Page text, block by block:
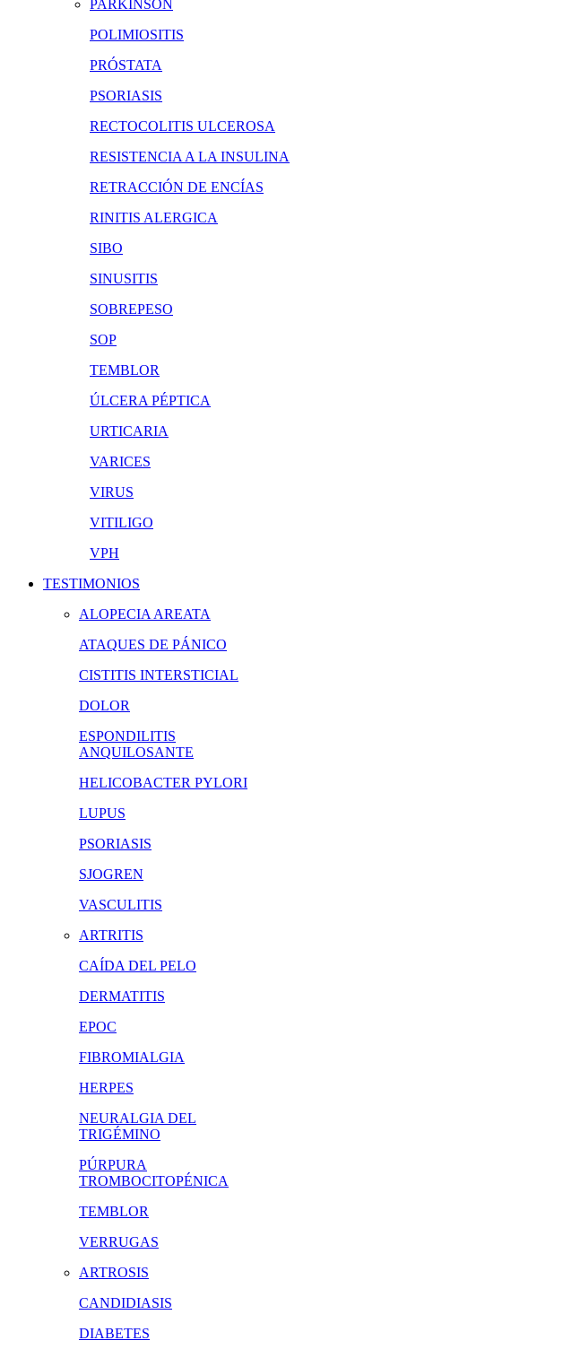
PARKINSON
POLIMIOSITIS
PRÓSTATA
PSORIASIS
RECTOCOLITIS ULCEROSA
RESISTENCIA A LA INSULINA
RETRACCIÓN DE ENCÍAS
RINITIS ALERGICA
SIBO
SINUSITIS
SOBREPESO
SOP
TEMBLOR
ÚLCERA PÉPTICA
URTICARIA
VARICES
VIRUS
VITILIGO
VPH
TESTIMONIOS
ALOPECIA AREATA
ATAQUES DE PÁNICO
CISTITIS INTERSTICIAL
DOLOR
ESPONDILITIS
ANQUILOSANTE
HELICOBACTER PYLORI
LUPUS
PSORIASIS
SJOGREN
VASCULITIS
ARTRITIS
CAÍDA DEL PELO
DERMATITIS
EPOC
FIBROMIALGIA
HERPES
NEURALGIA DEL
TRIGÉMINO
PÚRPURA
TROMBOCITOPÉNICA
TEMBLOR
VERRUGAS
ARTROSIS
CANDIDIASIS
DIABETES